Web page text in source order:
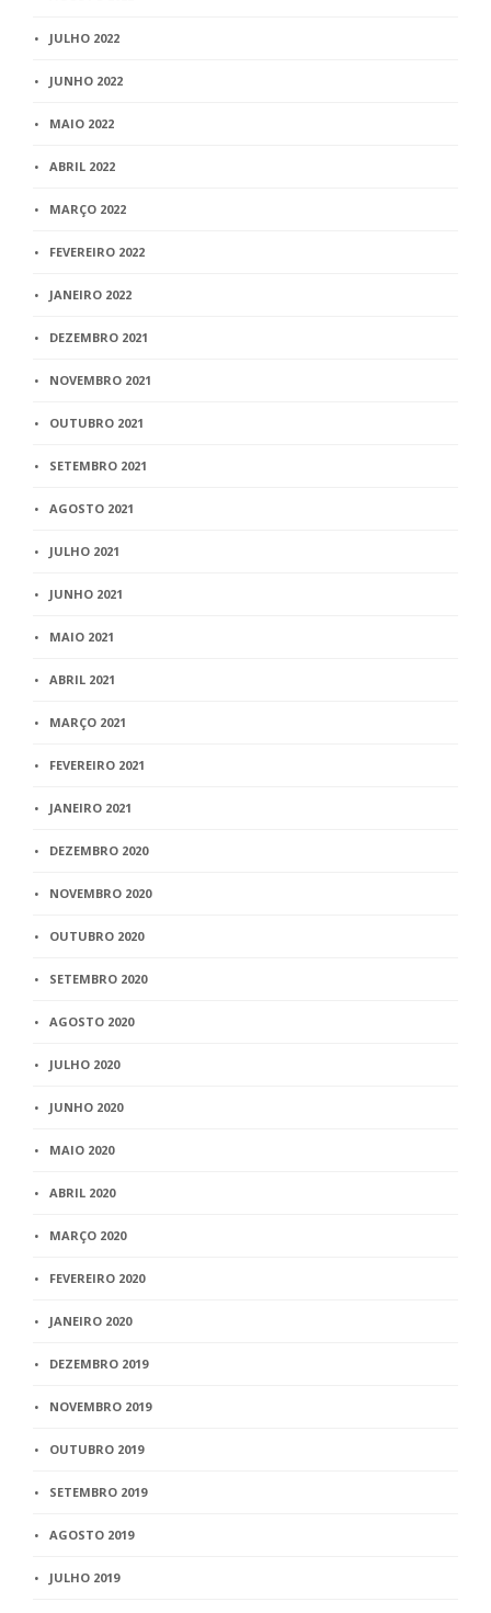
JULHO 2022
JUNHO 2022
MAIO 2022
ABRIL 2022
MARÇO 2022
FEVEREIRO 2022
JANEIRO 2022
DEZEMBRO 2021
NOVEMBRO 2021
OUTUBRO 2021
SETEMBRO 2021
AGOSTO 2021
JULHO 2021
JUNHO 2021
MAIO 2021
ABRIL 2021
MARÇO 2021
FEVEREIRO 2021
JANEIRO 2021
DEZEMBRO 2020
NOVEMBRO 2020
OUTUBRO 2020
SETEMBRO 2020
AGOSTO 2020
JULHO 2020
JUNHO 2020
MAIO 2020
ABRIL 2020
MARÇO 2020
FEVEREIRO 2020
JANEIRO 2020
DEZEMBRO 2019
NOVEMBRO 2019
OUTUBRO 2019
SETEMBRO 2019
AGOSTO 2019
JULHO 2019